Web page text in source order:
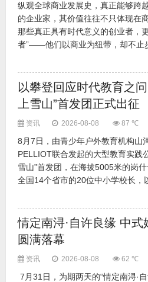
纵观全球商业发展史，真正能够跨
的企业家，其价值往往不只体现在
那些真正具有时代意义的创业者，
者”——他们以商业为纽带，却不止
以攀登回应时代教育之
上雪山”首发团正式出征
资讯 2026-08-08 87 ℃
8月7日，由青少年户外教育机构山
PELLIOT联合发起的大型教育实践
雪山”首发团，在海拔5005米的岗
全国14个省市的20位中小学校长，
情定南浔·自许良缘 中
圆满落幕
资讯 2026-08-08 62 ℃
7月31日，为期两天的“情定南浔·